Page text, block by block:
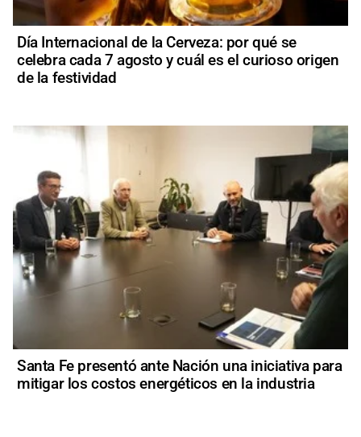
Día Internacional de la Cerveza: por qué se
celebra cada 7 agosto y cuál es el curioso origen
de la festividad
Santa Fe presentó ante Nación una iniciativa para
mitigar los costos energéticos en la industria